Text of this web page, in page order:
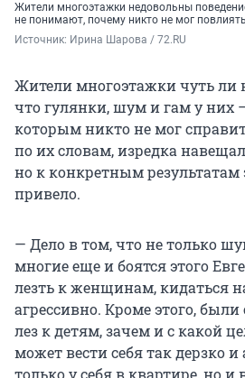
Жители многоэтажки недовольны
не понимают, почему никто не мог
Источник: Ирина Шарова / 72.RU
Жители многоэтажки чуть ли
что гулянки, шум и гам у них
которым никто не мог
по их словам, изредка
но к конкретным результатам
привело.
— Дело в том, что не только
многие еще и боятся этого
лезть к женщинам, кидаться
агрессивно. Кроме этого, были
лез к детям, зачем и с какой
может вести себя так дерзко и
только у себя в квартире, но и